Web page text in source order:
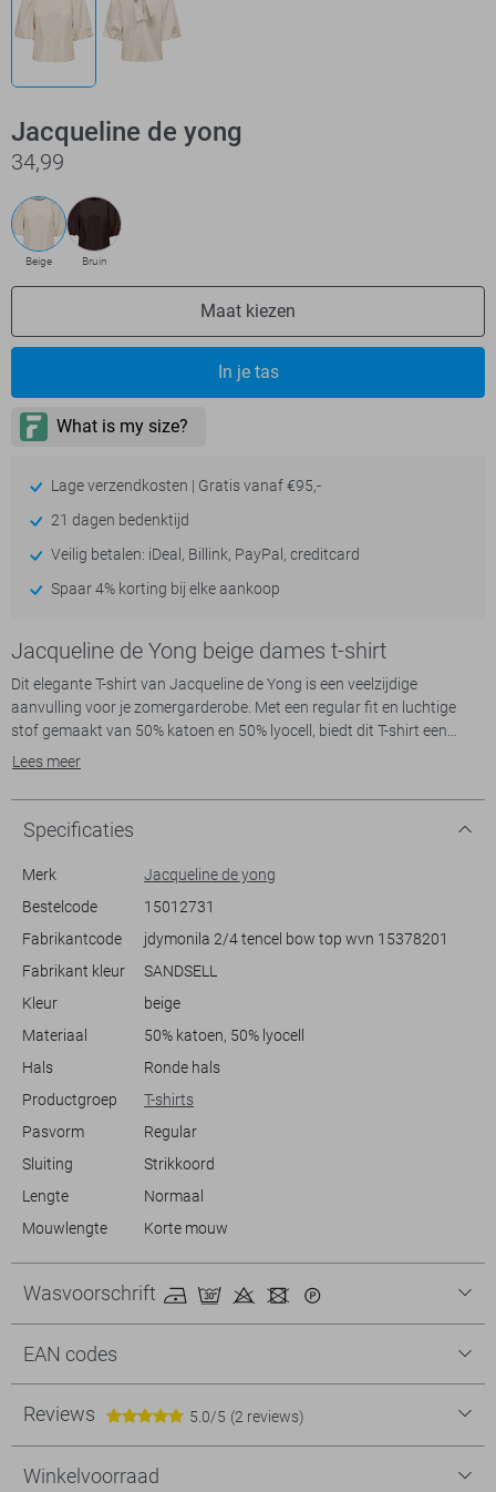
Jacqueline de yong
34,99
Beige Bruin
Maat kiezen
In je tas
Lage verzendkosten | Gratis vanaf €95,-
21 dagen bedenktijd
Veilig betalen: iDeal, Billink, PayPal, creditcard
Spaar 4% korting bij elke aankoop
Jacqueline de Yong beige dames t-shirt
Dit elegante T-shirt van Jacqueline de Yong is een veelzijdige
aanvulling voor je zomergarderobe. Met een regular fit en luchtige
stof gemaakt van 50% katoen en 50% lyocell, biedt dit T-shirt een
comfortabele pasvorm voor dagelijks gebruik. Het strikkoord aan de
ronde hals en de korte mouwen maken dit shirt ideaal voor warme
zomerdagen.
Het T-shirt heeft een zachte crèmekleur en opvallende pofmouwen die
zorgen voor een casual en toch verfijnde uitstraling. Perfect voor
voor een informele werksetting. Dit Jacqueline de Yong T-shirt is
eenvoudig te mixen en matchen met je favoriete items, waardoor het
een praktische keuze is voor elke dame die waarde hecht aan comfort
Lees meer
Specificaties
Merk
Jacqueline de yong
Bestelcode
15012731
Fabrikantcode
jdymonila 2/4 tencel bow top wvn 15378201
Fabrikant kleur
SANDSELL
Kleur
beige
Materiaal
50% katoen, 50% lyocell
Hals
Ronde hals
Productgroep
T-shirts
Pasvorm
Regular
Sluiting
Strikkoord
Lengte
Normaal
Mouwlengte
Korte mouw
Wasvoorschrift
EAN codes
Reviews 5.0/5 (2 reviews)
Winkelvoorraad